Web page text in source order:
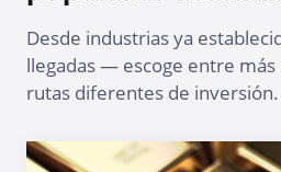
Desde industrias ya
llegadas — escoge entre más
rutas diferentes de inversión.